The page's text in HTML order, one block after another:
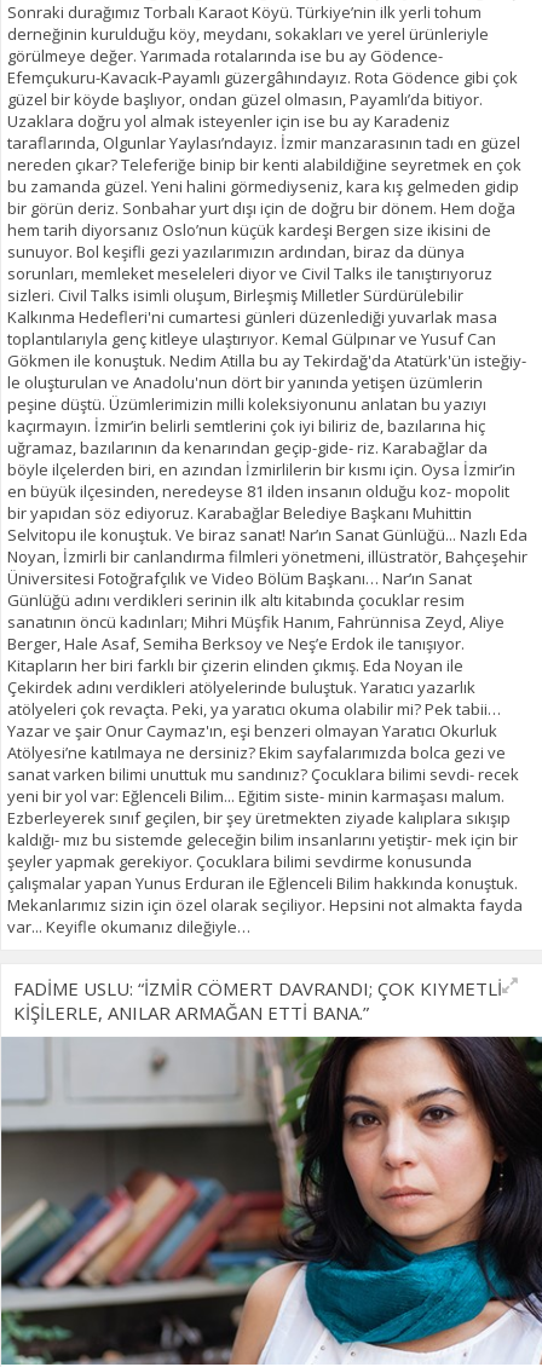
Sonraki durağımız Torbalı Karaot Köyü. Türkiye’nin ilk yerli tohum
derneğinin kurulduğu köy, meydanı, sokakları ve yerel ürünleriyle
görülmeye değer. Yarımada rotalarında ise bu ay Gödence-
Efemçukuru-Kavacık-Payamlı güzergâhındayız. Rota Gödence gibi çok
güzel bir köyde başlıyor, ondan güzel olmasın, Payamlı’da bitiyor.
Uzaklara doğru yol almak isteyenler için ise bu ay Karadeniz
taraflarında, Olgunlar Yaylası’ndayız. İzmir manzarasının tadı en güzel
nereden çıkar? Teleferiğe binip bir kenti alabildiğine seyretmek en çok
bu zamanda güzel. Yeni halini görmediyseniz, kara kış gelmeden gidip
bir görün deriz. Sonbahar yurt dışı için de doğru bir dönem. Hem doğa
hem tarih diyorsanız Oslo’nun küçük kardeşi Bergen size ikisini de
sunuyor. Bol keşifli gezi yazılarımızın ardından, biraz da dünya
sorunları, memleket meseleleri diyor ve Civil Talks ile tanıştırıyoruz
sizleri. Civil Talks isimli oluşum, Birleşmiş Milletler Sürdürülebilir
Kalkınma Hedefleri'ni cumartesi günleri düzenlediği yuvarlak masa
toplantılarıyla genç kitleye ulaştırıyor. Kemal Gülpınar ve Yusuf Can
Gökmen ile konuştuk. Nedim Atilla bu ay Tekirdağ'da Atatürk'ün isteğiy-
le oluşturulan ve Anadolu'nun dört bir yanında yetişen üzümlerin
peşine düştü. Üzümlerimizin milli koleksiyonunu anlatan bu yazıyı
kaçırmayın. İzmir’in belirli semtlerini çok iyi biliriz de, bazılarına hiç
uğramaz, bazılarının da kenarından geçip-gide- riz. Karabağlar da
böyle ilçelerden biri, en azından İzmirlilerin bir kısmı için. Oysa İzmir’in
en büyük ilçesinden, neredeyse 81 ilden insanın olduğu koz- mopolit
bir yapıdan söz ediyoruz. Karabağlar Belediye Başkanı Muhittin
Selvitopu ile konuştuk. Ve biraz sanat! Nar’ın Sanat Günlüğü... Nazlı Eda
Noyan, İzmirli bir canlandırma filmleri yönetmeni, illüstratör, Bahçeşehir
Üniversitesi Fotoğrafçılık ve Video Bölüm Başkanı… Nar’ın Sanat
Günlüğü adını verdikleri serinin ilk altı kitabında çocuklar resim
sanatının öncü kadınları; Mihri Müşfik Hanım, Fahrünnisa Zeyd, Aliye
Berger, Hale Asaf, Semiha Berksoy ve Neş’e Erdok ile tanışıyor.
Kitapların her biri farklı bir çizerin elinden çıkmış. Eda Noyan ile
Çekirdek adını verdikleri atölyelerinde buluştuk. Yaratıcı yazarlık
atölyeleri çok revaçta. Peki, ya yaratıcı okuma olabilir mi? Pek tabii…
Yazar ve şair Onur Caymaz'ın, eşi benzeri olmayan Yaratıcı Okurluk
Atölyesi’ne katılmaya ne dersiniz? Ekim sayfalarımızda bolca gezi ve
sanat varken bilimi unuttuk mu sandınız? Çocuklara bilimi sevdi- recek
yeni bir yol var: Eğlenceli Bilim... Eğitim siste- minin karmaşası malum.
Ezberleyerek sınıf geçilen, bir şey üretmekten ziyade kalıplara sıkışıp
kaldığı- mız bu sistemde geleceğin bilim insanlarını yetiştir- mek için bir
şeyler yapmak gerekiyor. Çocuklara bilimi sevdirme konusunda
çalışmalar yapan Yunus Erduran ile Eğlenceli Bilim hakkında konuştuk.
Mekanlarımız sizin için özel olarak seçiliyor. Hepsini not almakta fayda
var... Keyifle okumanız dileğiyle…
FADİME USLU: “İZMİR CÖMERT DAVRANDI; ÇOK KIYMETLİ
KİŞİLERLE, ANILAR ARMAĞAN ETTİ BANA.”